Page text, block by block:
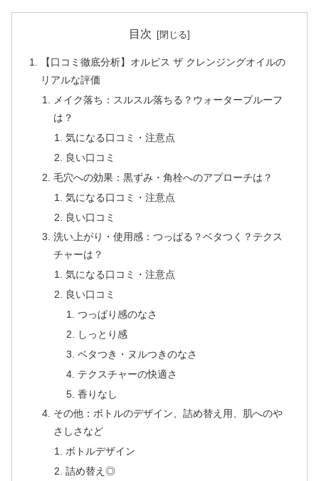
目次
【口コミ徹底分析】オルビス ザ クレンジングオイルの
リアルな評価
メイク落ち：スルスル落ちる？ウォータープルーフ
は？
気になる口コミ・注意点
良い口コミ
毛穴への効果：黒ずみ・角栓へのアプローチは？
気になる口コミ・注意点
良い口コミ
洗い上がり・使用感：つっぱる？ベタつく？テクス
チャーは？
気になる口コミ・注意点
良い口コミ
つっぱり感のなさ
しっとり感
ベタつき・ヌルつきのなさ
テクスチャーの快適さ
香りなし
その他：ボトルのデザイン、詰め替え用、肌へのや
さしさなど
ボトルデザイン
詰め替え◎